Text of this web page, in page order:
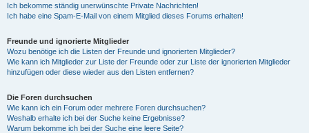
Ich bekomme ständig unerwünschte Private Nachrichten!
Ich habe eine Spam-E-Mail von einem Mitglied dieses Forums erhalten!
Freunde und ignorierte Mitglieder
Wozu benötige ich die Listen der Freunde und ignorierten Mitglieder?
Wie kann ich Mitglieder zur Liste der Freunde oder zur Liste der ignorierten Mitglieder
hinzufügen oder diese wieder aus den Listen entfernen?
Die Foren durchsuchen
Wie kann ich ein Forum oder mehrere Foren durchsuchen?
Weshalb erhalte ich bei der Suche keine Ergebnisse?
Warum bekomme ich bei der Suche eine leere Seite?